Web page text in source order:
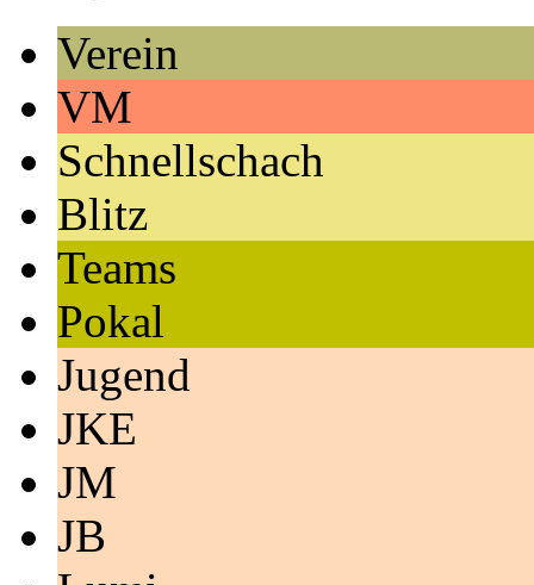
Verein
VM
Schnellschach
Blitz
Teams
Pokal
Jugend
JKE
JM
JB